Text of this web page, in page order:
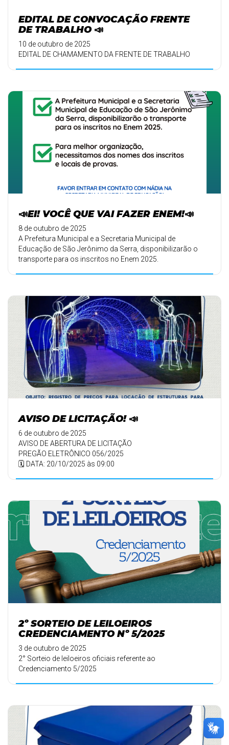
EDITAL DE CONVOCAÇÃO FRENTE
DE TRABALHO 📣
10 de outubro de 2025
EDITAL DE CHAMAMENTO DA FRENTE DE TRABALHO
📣EI! VOCÊ QUE VAI FAZER ENEM!📣
8 de outubro de 2025
A Prefeitura Municipal e a Secretaria Municipal de
Educação de São Jerônimo da Serra, disponibilizarão o
transporte para os inscritos no Enem 2025.
AVISO DE LICITAÇÃO! 📣
6 de outubro de 2025
AVISO DE ABERTURA DE LICITAÇÃO
PREGÃO ELETRÔNICO 056/2025
🗓️ DATA: 20/10/2025 às 09:00
2º SORTEIO DE LEILOEIROS
CREDENCIAMENTO Nº 5/2025
3 de outubro de 2025
2° Sorteio de leiloeiros oficiais referente ao
Credenciamento 5/2025